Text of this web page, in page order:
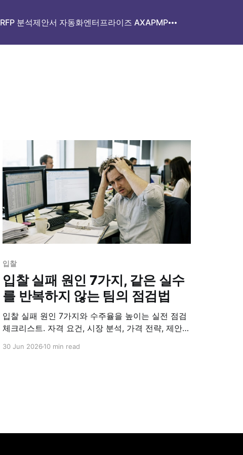
RFP 분석제안서 자동화엔터프라이즈 AXAPMP
입찰
입찰 실패 원인 7가지, 같은 실수
를 반복하지 않는 팀의 점검법
입찰 실패 원인 7가지와 수주율을 높이는 실전 점검
체크리스트. 자격 요건, 시장 분석, 가격 전략, 제안서
30 Jun 202610 min read